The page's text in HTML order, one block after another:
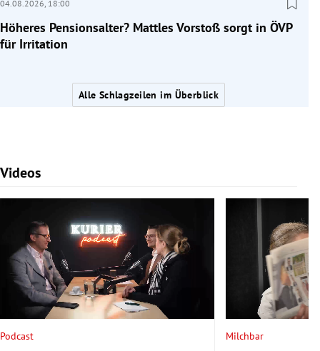
04.08.2026, 18:00
Höheres Pensionsalter? Mattles Vorstoß sorgt in ÖVP
für Irritation
Alle Schlagzeilen im Überblick
Videos
Slide 1 von 7
Podcast Milchbar